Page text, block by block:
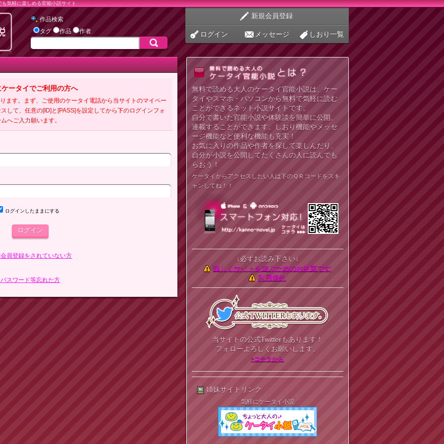
気軽に楽しめる官能小説サイト
作品検索
タグ
作品 作者
新規会員登録
ログイン メッセージ しおり一覧
ータイでご利用の方へ
ます。まず、ご使用のケータイ電話から当サイトのマイペー
して、任意の[ID]と[PASS]を設定してから下のログインフォ
へご入力願います。
ログインしたままにする
員登録をされていない方
スワード等忘れた方
無料で読める大人のケータイ官能小説は、ケー
タイやスマホ・パソコンから無料で気軽に読む
ことができるネット小説サイトです。
自分で書いた官能小説や体験談を簡単に公開、
連載することができます。しおり機能やメッセ
ージ機能など便利な機能も充実！
お気に入りの作品や作者を探して楽しんだり、
自分が小説を公開してたくさんの人に読んでも
らおう！
ケータイからアクセスしたい人は下のＱＲコードをスキ
ャンしてね！！
↓必ずお読み下さい↓
楽しくサイトを遊ぶためのお約束です
利用規約
当サイトの公式Twitterもあります！
フォローよろしくお願いします。
>コチラから
姉妹サイトリンク
気軽にケータイ小説